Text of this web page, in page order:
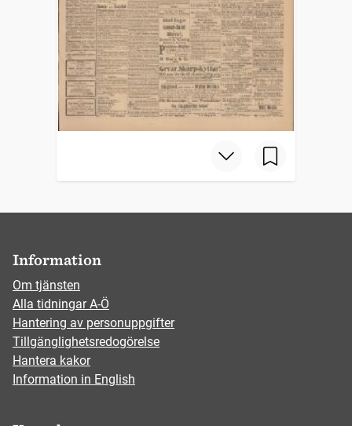
Information
Om tjänsten
Alla tidningar A-Ö
Hantering av personuppgifter
Tillgänglighetsredogörelse
Hantera kakor
Information in English